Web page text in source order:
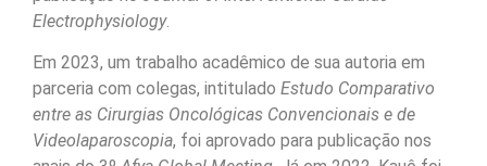
Electrophysiology.
Em 2023, um trabalho acadêmico de sua autoria em
parceria com colegas, intitulado Estudo Comparativo
entre as Cirurgias Oncológicas Convencionais e de
Videolaparoscopia, foi aprovado para publicação nos